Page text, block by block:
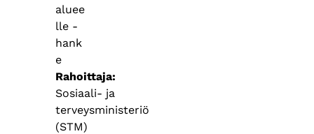
aluee
lle -
hank
e
Rahoittaja
Sosiaali- ja
terveysministeriö
(STM)